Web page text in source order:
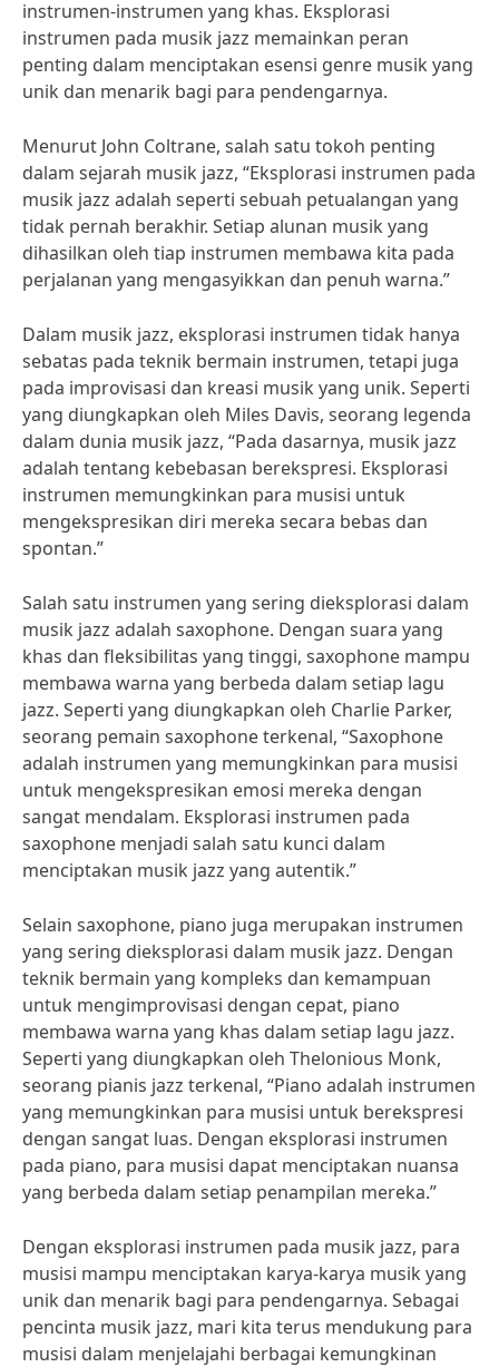
instrumen-instrumen yang khas. Eksplorasi
instrumen pada musik jazz memainkan peran
penting dalam menciptakan esensi genre musik yang
unik dan menarik bagi para pendengarnya.
Menurut John Coltrane, salah satu tokoh penting
dalam sejarah musik jazz, “Eksplorasi instrumen pada
musik jazz adalah seperti sebuah petualangan yang
tidak pernah berakhir. Setiap alunan musik yang
dihasilkan oleh tiap instrumen membawa kita pada
perjalanan yang mengasyikkan dan penuh warna.”
Dalam musik jazz, eksplorasi instrumen tidak hanya
sebatas pada teknik bermain instrumen, tetapi juga
pada improvisasi dan kreasi musik yang unik. Seperti
yang diungkapkan oleh Miles Davis, seorang legenda
dalam dunia musik jazz, “Pada dasarnya, musik jazz
adalah tentang kebebasan berekspresi. Eksplorasi
instrumen memungkinkan para musisi untuk
mengekspresikan diri mereka secara bebas dan
spontan.”
Salah satu instrumen yang sering dieksplorasi dalam
musik jazz adalah saxophone. Dengan suara yang
khas dan fleksibilitas yang tinggi, saxophone mampu
membawa warna yang berbeda dalam setiap lagu
jazz. Seperti yang diungkapkan oleh Charlie Parker,
seorang pemain saxophone terkenal, “Saxophone
adalah instrumen yang memungkinkan para musisi
untuk mengekspresikan emosi mereka dengan
sangat mendalam. Eksplorasi instrumen pada
saxophone menjadi salah satu kunci dalam
menciptakan musik jazz yang autentik.”
Selain saxophone, piano juga merupakan instrumen
yang sering dieksplorasi dalam musik jazz. Dengan
teknik bermain yang kompleks dan kemampuan
untuk mengimprovisasi dengan cepat, piano
membawa warna yang khas dalam setiap lagu jazz.
Seperti yang diungkapkan oleh Thelonious Monk,
seorang pianis jazz terkenal, “Piano adalah instrumen
yang memungkinkan para musisi untuk berekspresi
dengan sangat luas. Dengan eksplorasi instrumen
pada piano, para musisi dapat menciptakan nuansa
yang berbeda dalam setiap penampilan mereka.”
Dengan eksplorasi instrumen pada musik jazz, para
musisi mampu menciptakan karya-karya musik yang
unik dan menarik bagi para pendengarnya. Sebagai
pencinta musik jazz, mari kita terus mendukung para
musisi dalam menjelajahi berbagai kemungkinan